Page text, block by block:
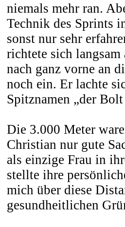
niemals mehr ran.
Technik des Sprints
sonst nur sehr
richtete sich
nach ganz vorne an
noch ein. Er lachte
Spitznamen „der
Die 3.000 Meter
Christian nur gute
als einzige Frau in
stellte ihre
mich über diese
gesundheitlichen